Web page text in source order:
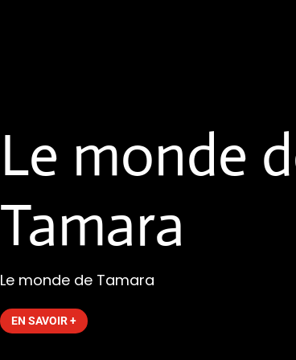
Le monde
Tamara
Le monde de Tamara
EN SAVOIR +